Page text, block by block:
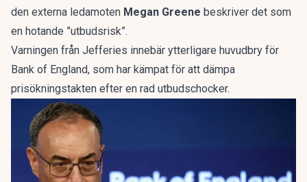
den externa ledamoten Megan Greene beskriver det som
en hotande ”utbudsrisk”.
Varningen från Jefferies innebär ytterligare huvudbry för
Bank of England, som har kämpat för att dämpa
prisökningstakten efter en rad utbudschocker.